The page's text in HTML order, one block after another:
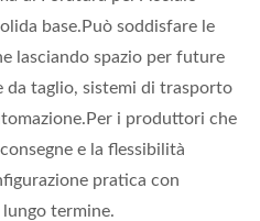
base.Può soddisfare le
lasciando spazio per future
da taglio, sistemi di trasporto
i produttori che
e la flessibilità
pratica con
termine.